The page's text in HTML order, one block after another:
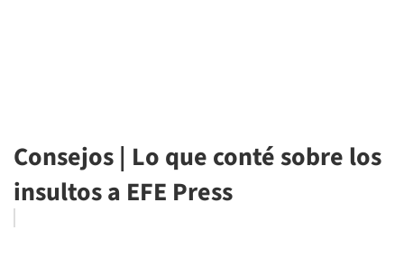
Consejos | Lo que conté sobre los
insultos a EFE Press